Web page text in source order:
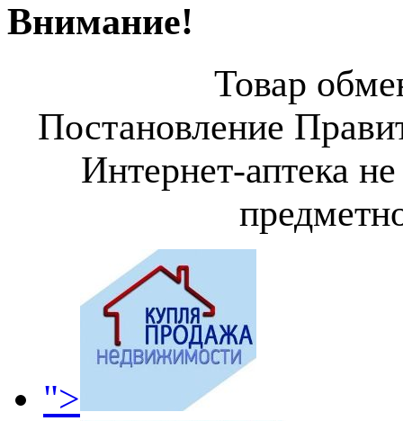
Внимание!
Товар
Постановление
Интернет-аптека
">